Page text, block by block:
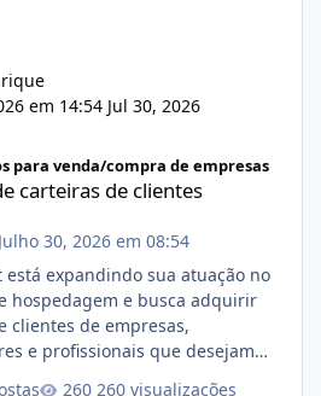
em 14:54 Jul 30, 2026
para venda/compra de empresas
carteiras de clientes
Julho 30, 2026 em 08:54
está expandindo sua atuação no
hospedagem e busca adquirir
clientes de empresas,
e profissionais que desejam
260 visualizações